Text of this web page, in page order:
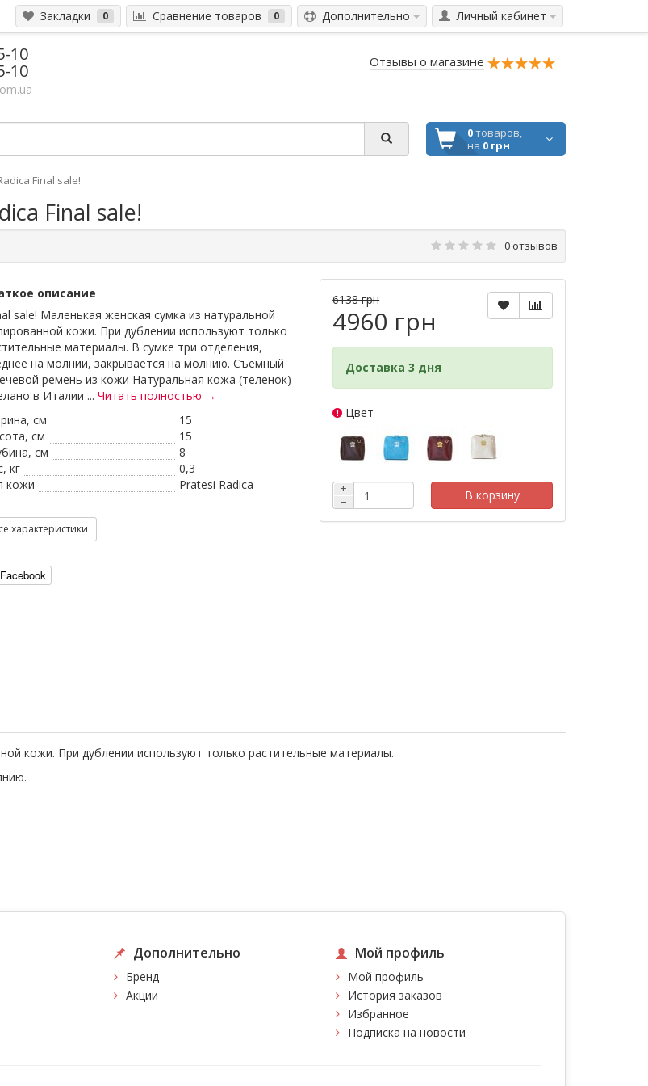
Личный кабинет
Дополнительно
Закладки 0 Сравнение товаров 0
10
10 Отзывы о магазине
0товаров,
на 0 грн
Final sale!
Final sale!
0 отзывов
описание
sale! Маленькая женская сумка из натуральной
кожи. При дублении используют только
материалы. В сумке три отделения,
на молнии, закрывается на молнию. Съемный
ремень из кожи Натуральная кожа (теленок)
в Италии ... Читать полностью →
см
15
см
15
см
8
кг
0,3
кожи
Pratesi Radica
характеристики
Facebook
6138 грн
4960 грн
Доставка 3 дня
Цвет
+
−
В корзину
кожи. При дублении используют только растительные материалы.
Дополнительно
Бренд
Акции
Мой профиль
Мой профиль
История заказов
Избранное
Подписка на новости